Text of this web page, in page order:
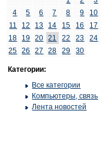
4
5 6 7 8 9
10
11
12 13 14 15 16
17
18
19 20 21 22 23
24
25
26 27 28 29 30
Категории:
Все категории
Компьютеры, связь
Лента новостей